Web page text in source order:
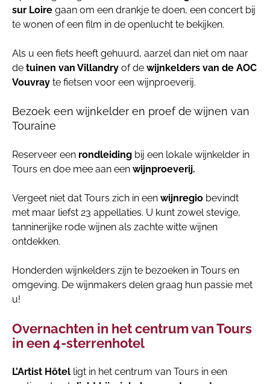
sur Loire gaan om een drankje te doen, een concert bij
te wonen of een film in de openlucht te bekijken.
Als u een fiets heeft gehuurd, aarzel dan niet om naar
de tuinen van Villandry of de wijnkelders van de AOC
Vouvray te fietsen voor een wijnproeverij.
Bezoek een wijnkelder en proef de wijnen van
Touraine
Reserveer een rondleiding bij een lokale wijnkelder in
Tours en doe mee aan een wijnproeverij.
Vergeet niet dat Tours zich in een wijnregio bevindt
met maar liefst 23 appellaties. U kunt zowel stevige,
tanninerijke rode wijnen als zachte witte wijnen
ontdekken.
Honderden wijnkelders zijn te bezoeken in Tours en
omgeving. De wijnmakers delen graag hun passie met
u!
Overnachten in het centrum van Tours
in een 4-sterrenhotel
L’Artist Hôtel ligt in het centrum van Tours in een